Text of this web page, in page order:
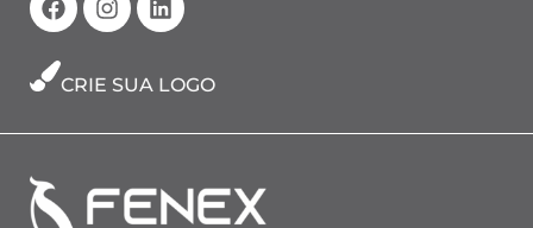
CRIE SUA LOGO